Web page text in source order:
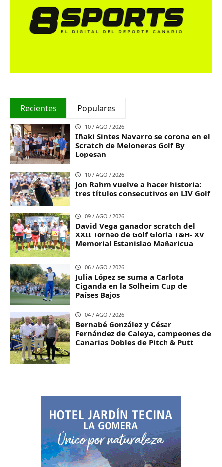
Recientes Populares
10 / AGO / 2026
Iñaki Sintes Navarro se corona en el
Scratch de Meloneras Golf By
Lopesan
10 / AGO / 2026
Jon Rahm vuelve a hacer historia:
tres títulos consecutivos en LIV Golf
09 / AGO / 2026
David Vega ganador scratch del
XXII Torneo de Golf Gloria T&H- XV
Memorial Estanislao Mañaricua
06 / AGO / 2026
Julia López se suma a Carlota
Ciganda en la Solheim Cup de
Países Bajos
04 / AGO / 2026
Bernabé González y César
Fernández de Caleya, campeones de
Canarias Dobles de Pitch & Putt